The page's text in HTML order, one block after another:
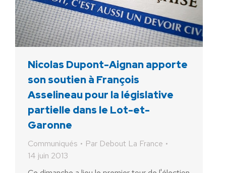
Nicolas Dupont-Aignan apporte
son soutien à François
Asselineau pour la législative
partielle dans le Lot-et-
Garonne
Communiqués Par Debout La France
14 juin 2013